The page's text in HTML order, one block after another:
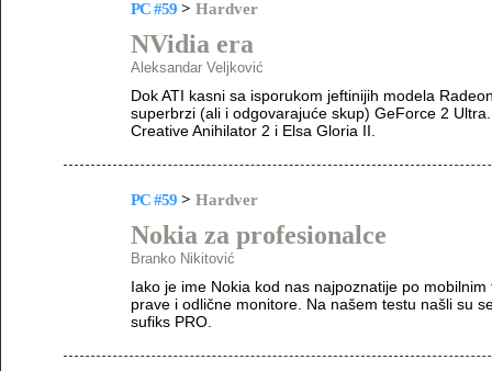
PC #59 > Hardver
NVidia era
Aleksandar Veljković
Dok ATI kasni sa isporukom jeftinijih modela
superbrzi (ali i odgovarajuće skup) GeForce 2
Creative Anihilator 2 i Elsa Gloria II.
PC #59 > Hardver
Nokia za profesionalce
Branko Nikitović
Iako je ime Nokia kod nas najpoznatije po
prave i odlične monitore. Na našem testu našli su
sufiks PRO.